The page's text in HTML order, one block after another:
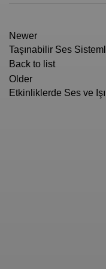
Newer
Taşınabilir Ses
Back to list
Older
Etkinliklerde Ses ve